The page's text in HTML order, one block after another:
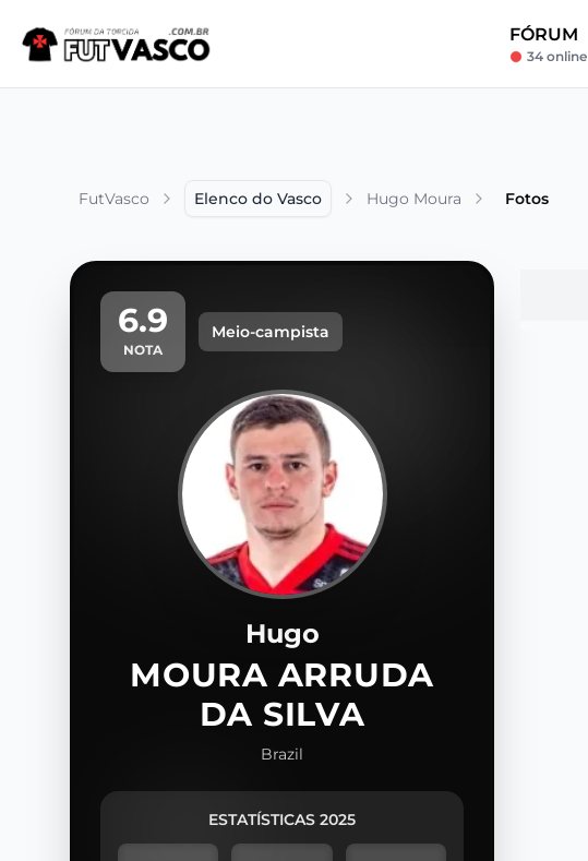
FÓRUM
34 online
FutVasco Elenco do Vasco Hugo Moura Fotos
6.9
NOTA
Meio-campista
Hugo
MOURA ARRUDA
DA SILVA
Brazil
ESTATÍSTICAS 2025